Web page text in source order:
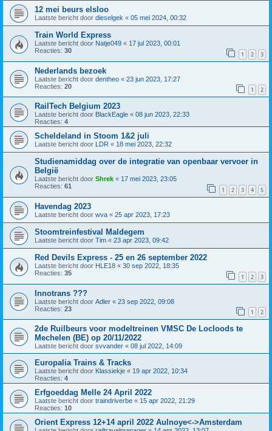
12 mei beurs elsloo
Laatste bericht door dieselgek « 05 mei 2024, 00:32
Train World Express
Laatste bericht door Natje049 « 17 jul 2023, 00:01
Reacties: 30 1 2 3
Nederlands bezoek
Laatste bericht door dentheo « 23 jun 2023, 17:27
Reacties: 20 1 2
RailTech Belgium 2023
Laatste bericht door BlackEagle « 08 jun 2023, 22:33
Reacties: 4
Scheldeland in Stoom 1&2 juli
Laatste bericht door LDR « 18 mei 2023, 22:32
Studienamiddag over de integratie van openbaar vervoer in
België
Laatste bericht door Shrek « 17 mei 2023, 23:05
Reacties: 61 1 2 3 4 5
Havendag 2023
Laatste bericht door wva « 25 apr 2023, 17:23
Stoomtreinfestival Maldegem
Laatste bericht door Tim « 23 apr 2023, 09:42
Red Devils Express - 25 en 26 september 2022
Laatste bericht door HLE18 « 30 sep 2022, 18:35
Reacties: 35 1 2 3
Innotrans ???
Laatste bericht door Adler « 23 sep 2022, 09:08
Reacties: 23 1 2
2de Ruilbeurs voor modeltreinen VMSC De Locloods te
Mechelen (BE) op 20/11/2022
Laatste bericht door svvander « 08 jul 2022, 14:09
Europalia Trains & Tracks
Laatste bericht door Klassiekje « 19 apr 2022, 10:34
Reacties: 4
Erfgoeddag Melle 24 April 2022
Laatste bericht door traindriverbe « 15 apr 2022, 21:29
Reacties: 10
Orient Express 12+14 april 2022 Aulnoye<->Amsterdam